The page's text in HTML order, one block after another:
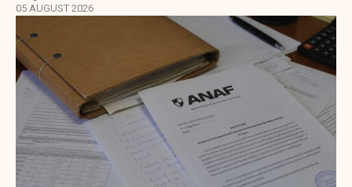
05 AUGUST 2026